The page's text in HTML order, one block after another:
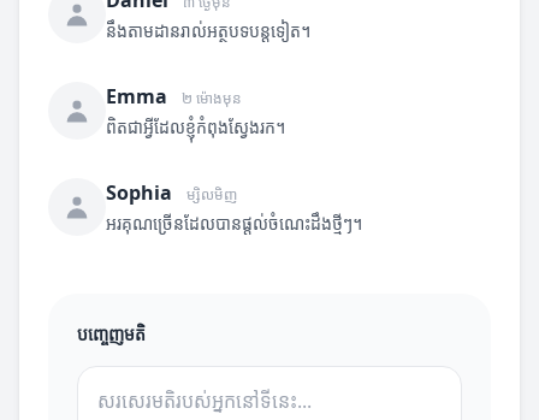
នឹងតាមដានរាល់អត្ថបទបន្តទៀត។
Emma ២ ម៉ោងមុន
ពិតជាអ្វីដែលខ្ញុំកំពុងស្វែងរក។
Sophia ម្សិលមិញ
អរគុណច្រើនដែលបានផ្តល់ចំណេះដឹងថ្មីៗ។
បញ្ចេញមតិ